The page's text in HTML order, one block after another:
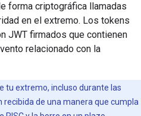
forma criptográfica llamadas
en el extremo. Los tokens
JWT firmados que contienen
relacionado con la
tu extremo, incluso durante las
de una manera que cumpla